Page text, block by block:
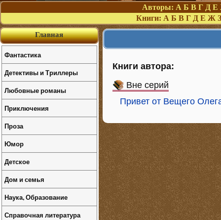
Авторы: А Б В Г Д Е
Книги: А Б В Г Д Е Ж З
Книги автора:
Вне серий
Привет от Вещего
Главная
Фантастика
Детективы и Триллеры
Любовные романы
Приключения
Проза
Юмор
Детское
Дом и семья
Наука, Образование
Справочная литература